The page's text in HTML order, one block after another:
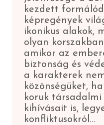
kezdett
képregények
ikonikus alakok,
olyan
amikor az
biztonság és
a karakterek
közönségüket,
koruk társadalmi
kihívásait is,
konfliktusokról…